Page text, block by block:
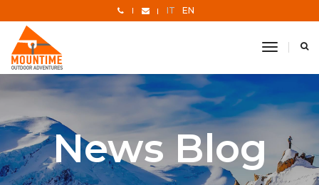
IT EN
toggle
News Blog